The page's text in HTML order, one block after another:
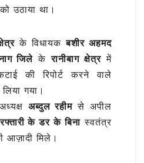
उठाया था।
के विधायकबशीर अहमद
जिले केरानीबाग क्षेत्र में
की रिपोर्ट करने वाले
गया।
अब्दुल रहीमसे अपील
के डर के बिना स्वतंत्र
आज़ादी मिले।